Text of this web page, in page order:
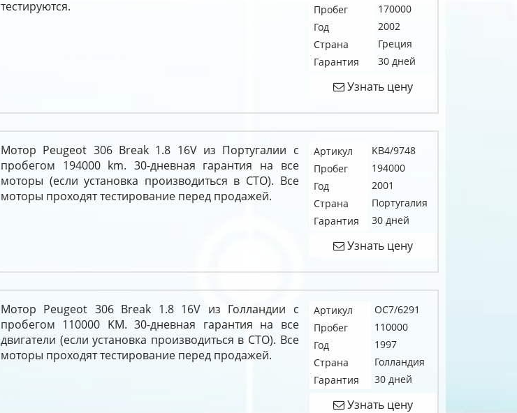
тестируются.
Пробег
170000
Год
2002
Страна
Греция
Гарантия
30 дней
Узнать цену
Мотор Peugeot 306 Break 1.8 16V из Португалии с
пробегом 194000 km. 30-дневная гарантия на все
моторы (если установка производиться в СТО). Все
моторы проходят тестирование перед продажей.
Артикул
KB4/9748
Пробег
194000
Год
2001
Страна
Португалия
Гарантия
30 дней
Узнать цену
Мотор Peugeot 306 Break 1.8 16V из Голландии с
пробегом 110000 KM. 30-дневная гарантия на все
двигатели (если установка производиться в СТО). Все
моторы проходят тестирование перед продажей.
Артикул
OC7/6291
Пробег
110000
Год
1997
Страна
Голландия
Гарантия
30 дней
Узнать цену